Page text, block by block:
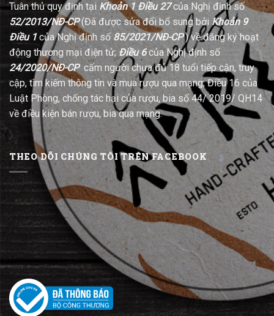
Tuân thủ quy định tại Khoản 1 Điều 27của Nghị định số
52/2013/NĐ-CP(Đã được sửa đổi bổ sung bởi Khoản 9
Điều 1của Nghị định số 85/2021/NĐ-CP) về đăng ký hoạt
động thương mại điện tử; Điều 6của Nghị định số
24/2020/NĐ-CPcấm người chưa đủ 18 tuổi tiếp cận, truy
cập, tìm kiếm thông tin và mua rượu qua mạng; Điều 16 của
Luật Phòng, chống tác hại của rượu, bia số 44/ 2019/ QH14
về điều kiện bán rượu, bia qua mạng.
THEO DÕI CHÚNG TÔI TRÊN FACEBOOK